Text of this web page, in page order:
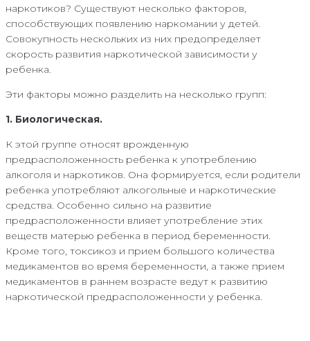
наркотиков? Существуют несколько факторов,
способствующих появлению наркомании у детей.
Совокупность нескольких из них предопределяет
скорость развития наркотической зависимости у
ребенка.
Эти факторы можно разделить на несколько групп:
1. Биологическая.
К этой группе относят врожденную
предрасположенность ребенка к употреблению
алкоголя и наркотиков. Она формируется, если родители
ребенка употребляют алкогольные и наркотические
средства. Особенно сильно на развитие
предрасположенности влияет употребление этих
веществ матерью ребенка в период беременности.
Кроме того, токсикоз и прием большого количества
медикаментов во время беременности, а также прием
медикаментов в раннем возрасте ведут к развитию
наркотической предрасположенности у ребенка.